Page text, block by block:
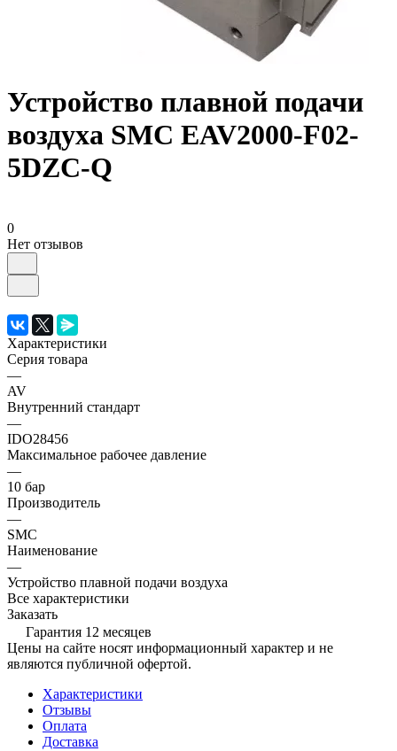
Устройство плавной подачи
воздуха SMC EAV2000-F02-
5DZC-Q
0
Нет отзывов
Характеристики
Серия товара
—
AV
Внутренний стандарт
—
IDO28456
Максимальное рабочее давление
—
10 бар
Производитель
—
SMC
Наименование
—
Устройство плавной подачи воздуха
Все характеристики
Заказать
Гарантия 12 месяцев
Цены на сайте носят информационный характер и не
являются публичной офертой.
Характеристики
Отзывы
Оплата
Доставка